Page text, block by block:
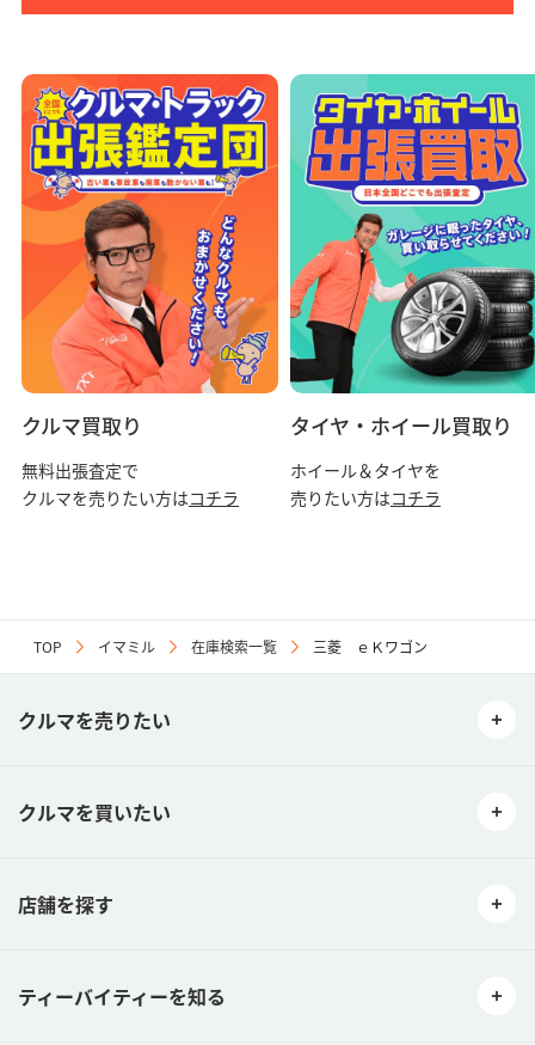
クルマ買取り
無料出張査定で
クルマを売りたい方はコチラ
タイヤ・ホイール買取り
ホイール＆タイヤを
売りたい方はコチラ
TOP イマミル 在庫検索一覧 三菱 ｅＫワゴン
クルマを売りたい
クルマを買いたい
店舗を探す
ティーバイティーを知る